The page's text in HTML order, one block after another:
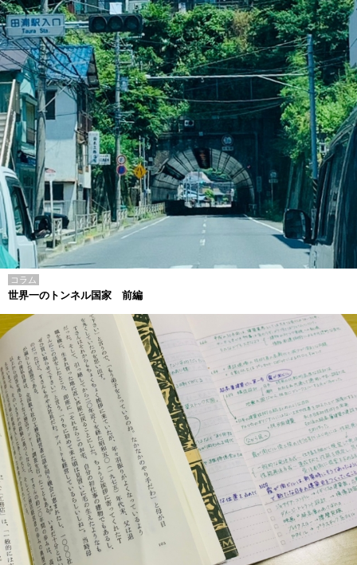
コラム
世界一のトンネル国家 前編